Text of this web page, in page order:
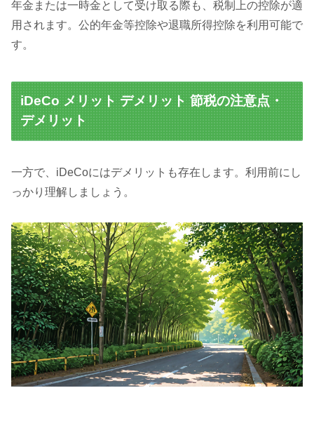
年金または一時金として受け取る際も、税制上の控除が適
用されます。公的年金等控除や退職所得控除を利用可能で
す。
iDeCo メリット デメリット 節税の注意点・
デメリット
一方で、iDeCoにはデメリットも存在します。利用前にし
っかり理解しましょう。